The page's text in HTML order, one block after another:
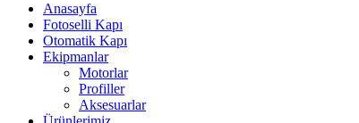
Anasayfa
Fotoselli Kapı
Otomatik Kapı
Ekipmanlar
Motorlar
Profiller
Aksesuarlar